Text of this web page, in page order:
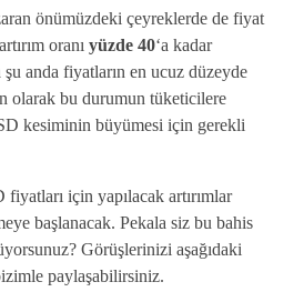
önümüzdeki çeyreklerde de fiyat
oranı yüzde 40‘a kadar
anda fiyatların en ucuz düzeyde
olarak bu durumun tüketicilere
kesiminin büyümesi için gerekli
için yapılacak artırımlar
başlanacak. Pekala siz bu bahis
Görüşlerinizi aşağıdaki
paylaşabilirsiniz.